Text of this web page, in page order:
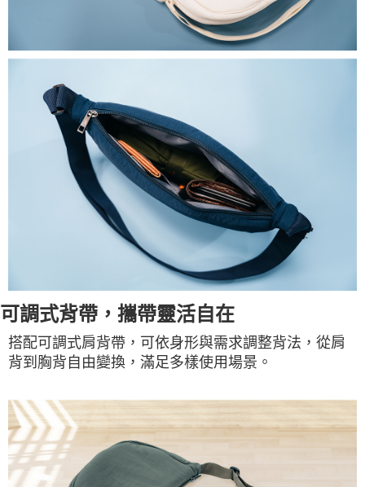
可調式背帶，攜帶靈活自在
搭配可調式肩背帶，可依身形與需求調整背法，從肩
背到胸背自由變換，滿足多樣使用場景。